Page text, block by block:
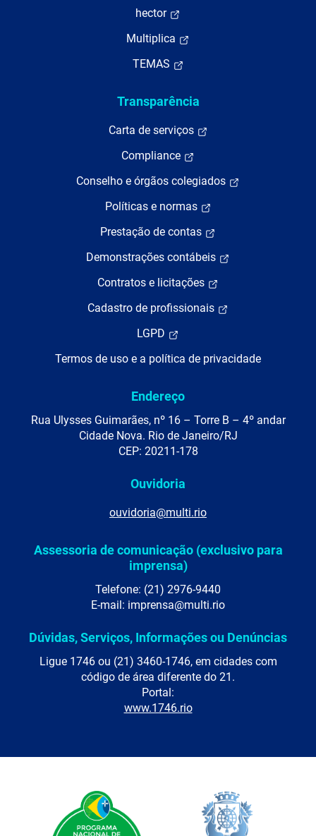
hector
Multiplica
TEMAS
Transparência
Carta de serviços
Compliance
Conselho e órgãos colegiados
Políticas e normas
Prestação de contas
Demonstrações contábeis
Contratos e licitações
Cadastro de profissionais
LGPD
Termos de uso e a política de privacidade
Endereço
Rua Ulysses Guimarães, nº 16 – Torre B – 4º andar
Cidade Nova. Rio de Janeiro/RJ
CEP: 20211-178
Ouvidoria
ouvidoria@multi.rio
Assessoria de comunicação (exclusivo para
imprensa)
Telefone: (21) 2976-9440
E-mail: imprensa@multi.rio
Dúvidas, Serviços, Informações ou Denúncias
Ligue 1746 ou (21) 3460-1746, em cidades com
código de área diferente do 21.
Portal:
www.1746.rio